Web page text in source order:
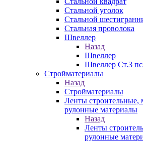
Стальной уголок
Стальной
Стальная проволока
Швеллер
Назад
Швеллер
Швеллер Ст.3
Стройматериалы
Назад
Стройматериалы
Ленты строительные,
рулонные материалы
Назад
Ленты
рулонные